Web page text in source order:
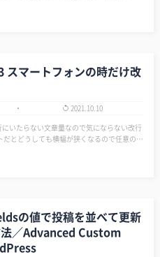
マートフォンの時だけ改
2021.10.10
だとどうしても横幅が狭くなるので任意の場
の値で投稿を並べて更新
／Advanced Custom